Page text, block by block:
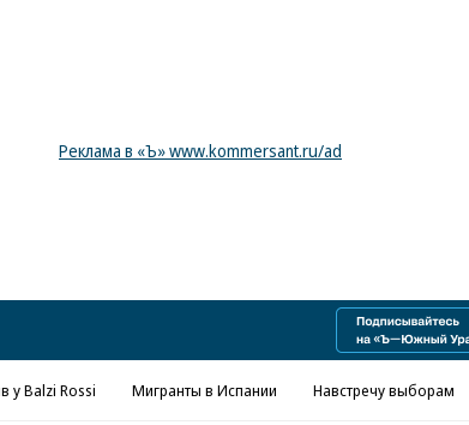
Реклама в «Ъ» www.kommersant.ru/ad
у Balzi Rossi Мигранты в Испании Навстречу выборам